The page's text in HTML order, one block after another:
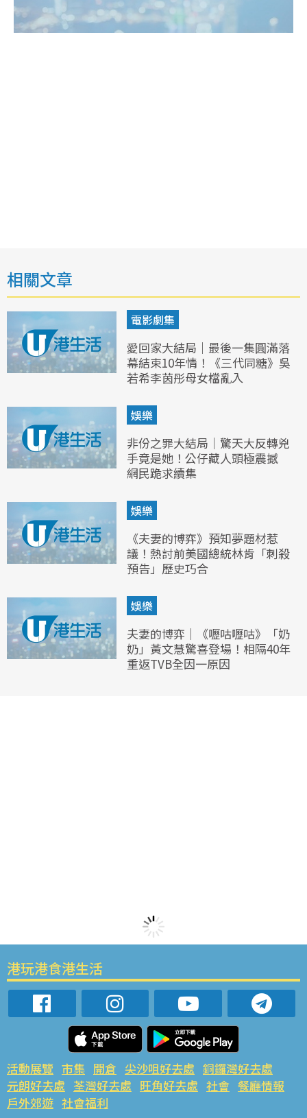
相關文章
電影劇集
愛回家大結局｜最後一集圓滿落
幕結束10年情！《三代同糖》吳
若希李茵彤母女檔亂入
娛樂
非份之罪大結局｜驚天大反轉兇
手竟是她！公仔藏人頭極震撼
網民跪求續集
娛樂
《夫妻的博弈》預知夢題材惹
議！熱討前美國總統林肯「刺殺
預告」歷史巧合
娛樂
夫妻的博弈｜《嚦咕嚦咕》「奶
奶」黃文慧驚喜登場！相隔40年
重返TVB全因一原因
港玩港食港生活
活動展覽 市集 開倉 尖沙咀好去處 銅鑼灣好去處
元朗好去處 荃灣好去處 旺角好去處 社會 餐廳情報
戶外郊遊 社會福利